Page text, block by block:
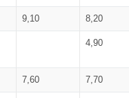
9,10 8,20
4,90
7,60 7,70